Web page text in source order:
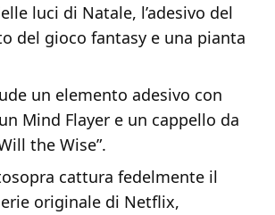
luci di Natale, l’adesivo del
del gioco fantasy e una pianta
un elemento adesivo con
Mind Flayer e un cappello da
the Wise”.
cattura fedelmente il
originale di Netflix,